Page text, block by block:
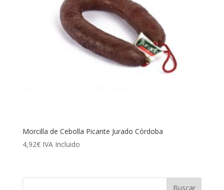
Morcilla de Cebolla Picante Jurado Córdoba
4,92€ IVA Incluido